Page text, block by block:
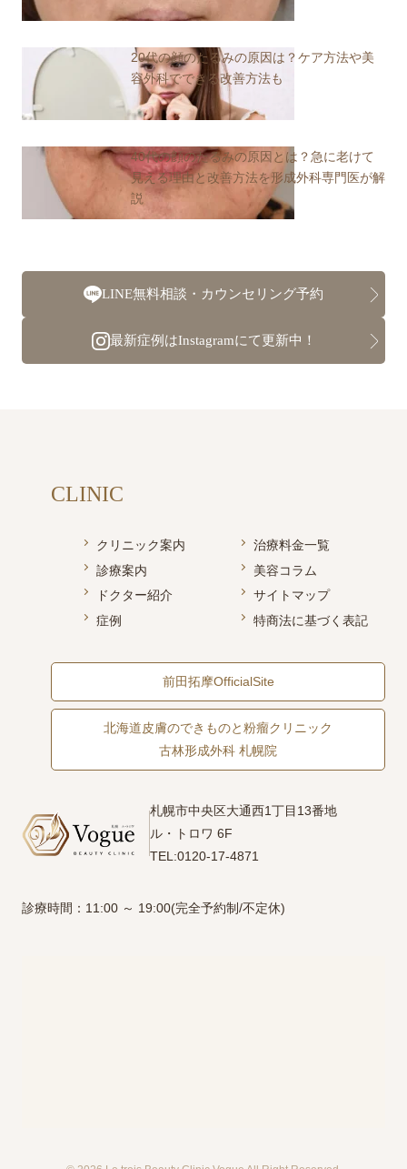
20代の顔のたるみの原因は？ケア方法や美
容外科でできる改善方法も
40代の顔のたるみの原因とは？急に老けて
見える理由と改善方法を形成外科専門医が解
説
LINE無料相談・カウンセリング予約
最新症例はInstagramにて更新中！
札幌市中央区大通西1丁目13番地
ル・トロワ 6F
TEL:0120-17-4871
診療時間：11:00 ～ 19:00(完全予約制/不定休)
CLINIC
クリニック案内
診療案内
ドクター紹介
症例
治療料金一覧
美容コラム
サイトマップ
特商法に基づく表記
前田拓摩OfficialSite
北海道皮膚のできものと粉瘤クリニック
古林形成外科 札幌院